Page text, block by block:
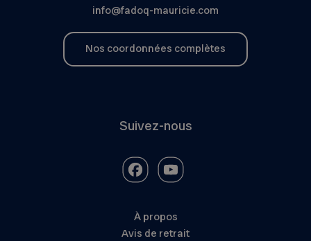
info@fadoq-mauricie.com
Nos coordonnées complètes
Suivez-nous
À propos
Avis de retrait